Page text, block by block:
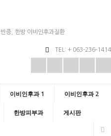
TEL: + 063-236-1414
이비인후과 1 이비인후과 2
한방피부과 게시판